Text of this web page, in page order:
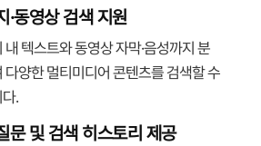
·동영상 검색 지원
내 텍스트와 동영상 자막·음성까지 분
다양한 멀티미디어 콘텐츠를 검색할 수
.
문 및 검색 히스토리 제공